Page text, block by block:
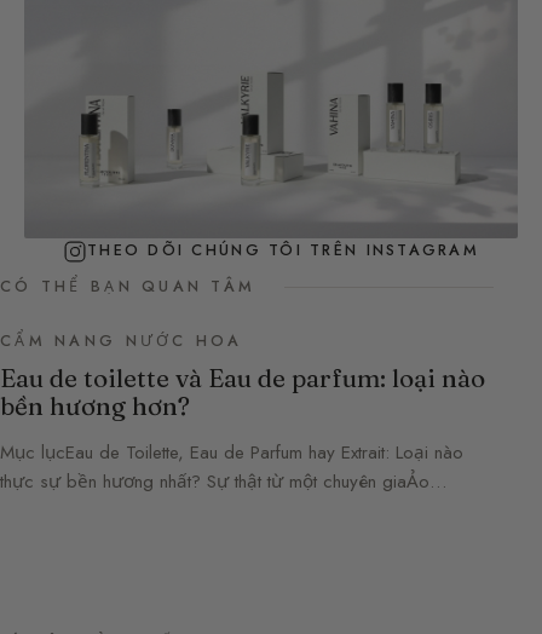
THEO DÕI CHÚNG TÔI TRÊN INSTAGRAM
CÓ THỂ BẠN QUAN TÂM
CẨM NANG NƯỚC HOA
Eau de toilette và Eau de parfum: loại nào
bền hương hơn?
Mục lụcEau de Toilette, Eau de Parfum hay Extrait: Loại nào
thực sự bền hương nhất? Sự thật từ một chuyên giaẢo…